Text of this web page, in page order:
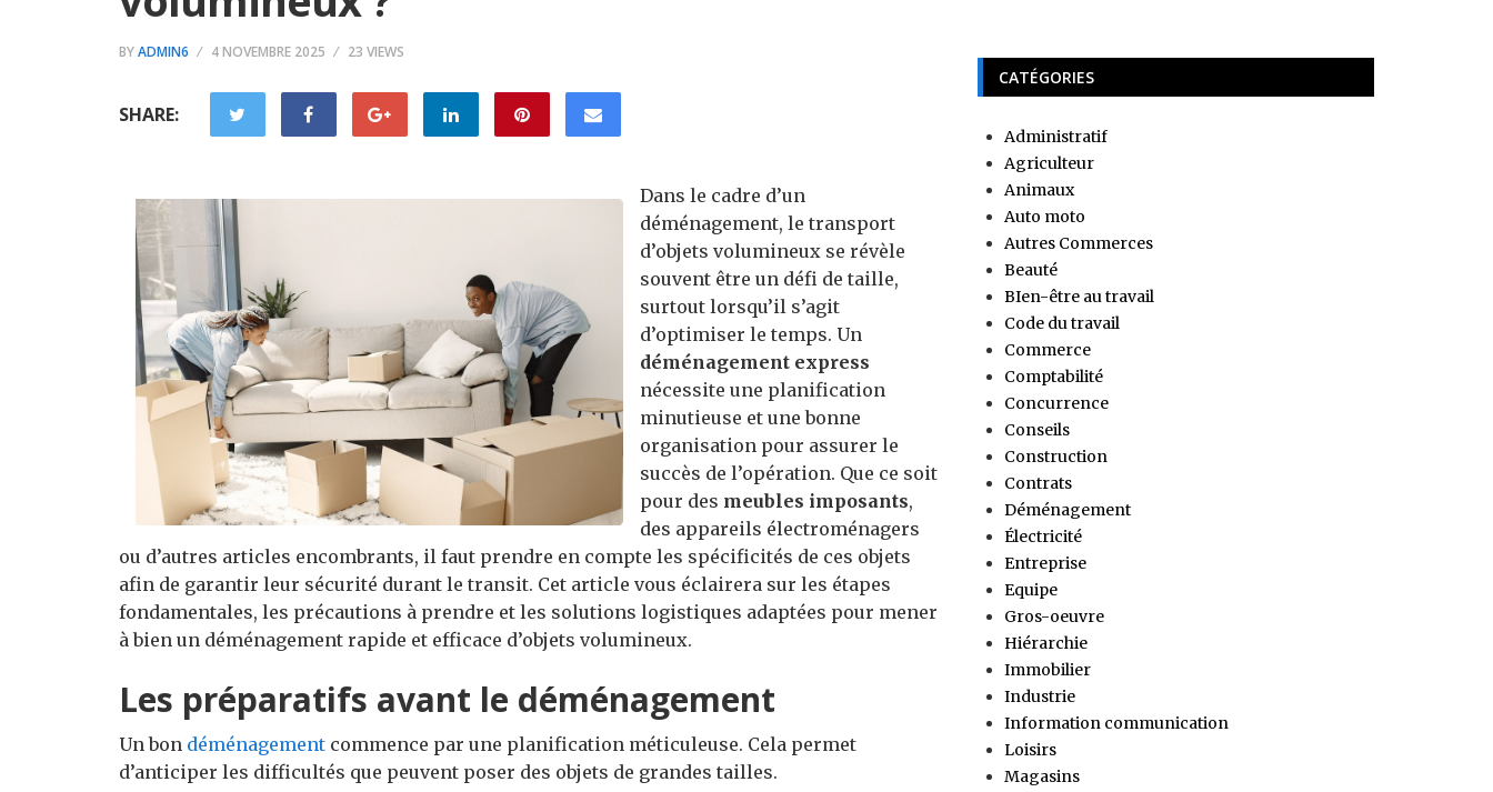
BYADMIN6 4 NOVEMBRE 2025 23 VIEWS
SHARE:
Dans le cadre d’un
déménagement, le transport
d’objets volumineux se révèle
souvent être un défi de taille,
surtout lorsqu’il s’agit
d’optimiser le temps. Un
déménagement express
nécessite une planification
minutieuse et une bonne
organisation pour assurer le
succès de l’opération. Que ce soit
pour des meubles imposants,
des appareils électroménagers
ou d’autres articles encombrants, il faut prendre en compte les spécificités de ces objets
afin de garantir leur sécurité durant le transit. Cet article vous éclairera sur les étapes
fondamentales, les précautions à prendre et les solutions logistiques adaptées pour mener
à bien un déménagement rapide et efficace d’objets volumineux.
Les préparatifs avant le déménagement
Un bon déménagement commence par une planification méticuleuse. Cela permet
d’anticiper les difficultés que peuvent poser des objets de grandes tailles.
CATÉGORIES
Administratif
Agriculteur
Animaux
Auto moto
Autres Commerces
Beauté
BIen-être au travail
Code du travail
Commerce
Comptabilité
Concurrence
Conseils
Construction
Contrats
Déménagement
Électricité
Entreprise
Equipe
Gros-oeuvre
Hiérarchie
Immobilier
Industrie
Information communication
Loisirs
Magasins